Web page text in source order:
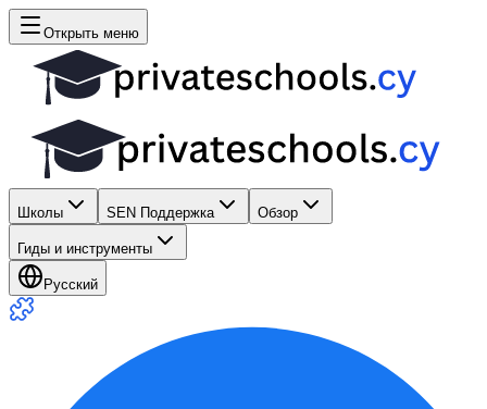
Открыть меню
Школы SEN Поддержка Обзор
Гиды и инструменты
Русский